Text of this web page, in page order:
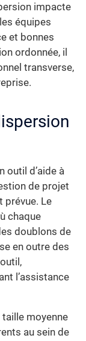
impacte
équipes
et bonnes
ordonnée, il
transverse,
outil d’aide à
de projet
prévue. Le
chaque
doublons de
en outre des
l’assistance
taille moyenne
au sein de